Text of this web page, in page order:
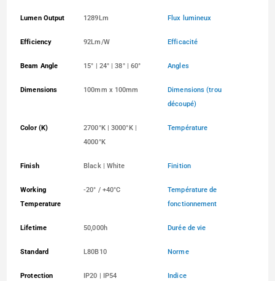
Lumen Output 1289Lm Flux lumineux
Efficiency 92Lm/W Efficacité
Beam Angle 15° | 24° | 38° | 60° Angles
Dimensions 100mm x 100mm
Dimensions (trou
découpé)
Color (K)
2700°K | 3000°K |
4000°K
Température
Finish Black | White Finition
Working
Temperature
-20° / +40°C
Température de
fonctionnement
Lifetime 50,000h Durée de vie
Standard L80B10 Norme
Protection IP20 | IP54 Indice